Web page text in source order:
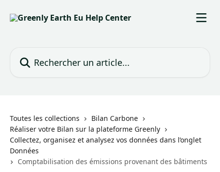
Toutes les collections
Bilan Carbone
Réaliser votre Bilan sur la plateforme Greenly
Collectez, organisez et analysez vos données dans l’onglet
Données
Comptabilisation des émissions provenant des bâtiments